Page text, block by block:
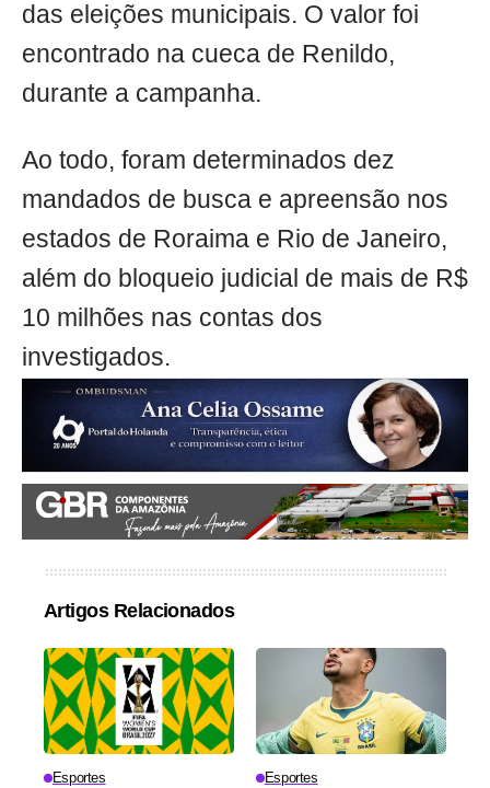
das eleições municipais. O valor foi
encontrado na cueca de Renildo,
durante a campanha.
Ao todo, foram determinados dez
mandados de busca e apreensão nos
estados de Roraima e Rio de Janeiro,
além do bloqueio judicial de mais de R$
10 milhões nas contas dos
investigados.
Artigos Relacionados
Esportes Esportes